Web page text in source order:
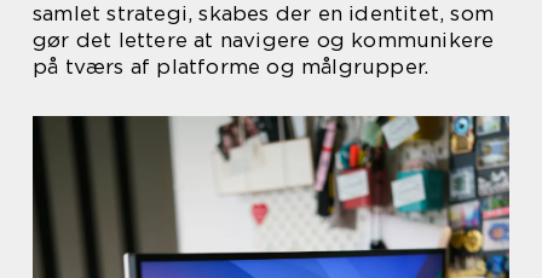
samlet strategi, skabes der en identitet, som
gør det lettere at navigere og kommunikere
på tværs af platforme og målgrupper.